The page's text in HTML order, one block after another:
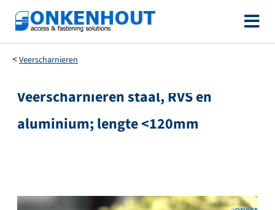
Ga
naar
de
inhoud
Veerscharnieren
Ga
het
Veerscharnieren staal, RVS en
aluminium; lengte <120mm